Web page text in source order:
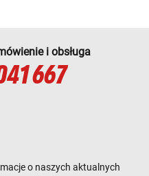
i obsługa
667
o naszych aktualnych